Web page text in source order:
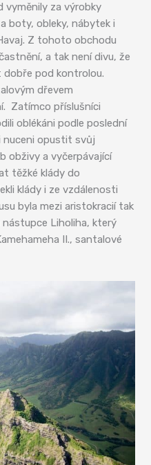
vyměnily za výrobky
boty, obleky, nábytek i
Z tohoto obchodu
a tak není divu, že
dobře pod kontrolou.
dřevem
Zatímco příslušníci
oblékáni podle poslední
nuceni opustit svůj
obživy a vyčerpávající
těžké klády do
klády i ze vzdálenosti
byla mezi aristokracií tak
nástupce Liholiha, který
II., santalové